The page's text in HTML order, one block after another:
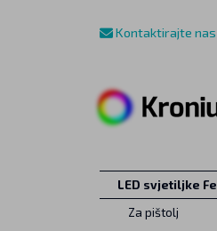
Kontaktirajte nas
Za pištolj